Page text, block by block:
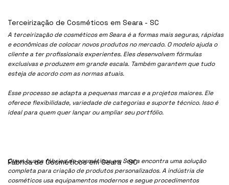
A terceirização de cosméticos em Seara é a formas mais seguras, rápidas
e econômicas de colocar novos produtos no mercado. O modelo ajuda o
cliente a ter profissionais experientes. Eles desenvolvem fórmulas
exclusivas e produzem em grande escala. Também garantem que tudo
esteja de acordo com as normas atuais.
Esse processo se adapta a pequenas marcas e a projetos maiores. Ele
oferece flexibilidade, variedade de categorias e suporte técnico. Isso é
ideal para quem quer lançar ou ampliar seu portfólio.
Quem busca fábrica de cosméticos em Seara encontra uma solução
completa para criação de produtos personalizados. A indústria de
cosméticos usa equipamentos modernos e segue procedimentos
Fábrica de Cosméticos em Seara - SC
Terceirização de Cosméticos em Seara - SC